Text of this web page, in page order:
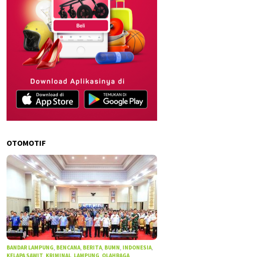
OTOMOTIF
BANDAR LAMPUNG, BENCANA, BERITA, BUMN, INDONESIA,
KELAPA SAWIT, KRIMINAL, LAMPUNG, OLAHRAGA,